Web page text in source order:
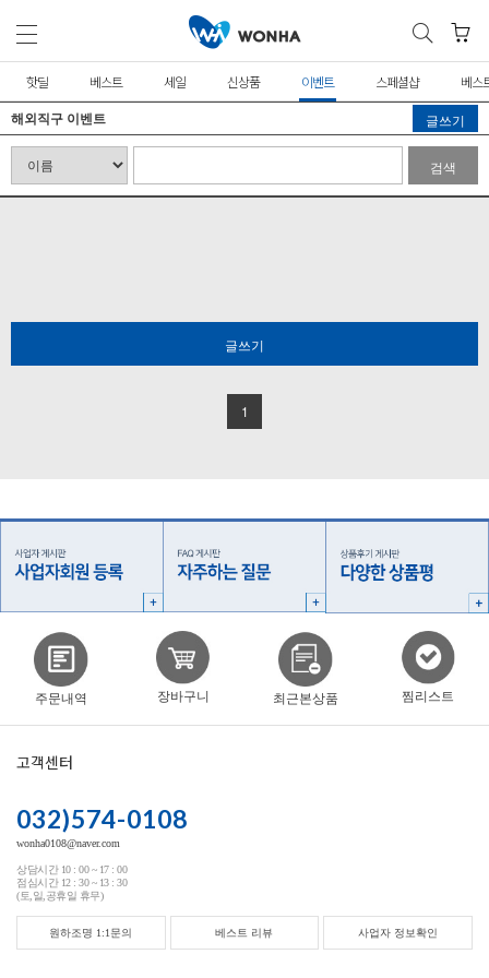
핫딜 베스트 세일 신상품 이벤트 스페셜샵 베스
해외직구 이벤트 글쓰기
검색
글쓰기
1
주문내역 장바구니 최근본상품 찜리스트
고객센터
032)574-0108
wonha0108@naver.com
상담시간 10 : 00 ~ 17 : 00
점심시간 12 : 30 ~ 13 : 30
(토,일,공휴일 휴무)
원하조명 1:1문의 베스트 리뷰 사업자 정보확인